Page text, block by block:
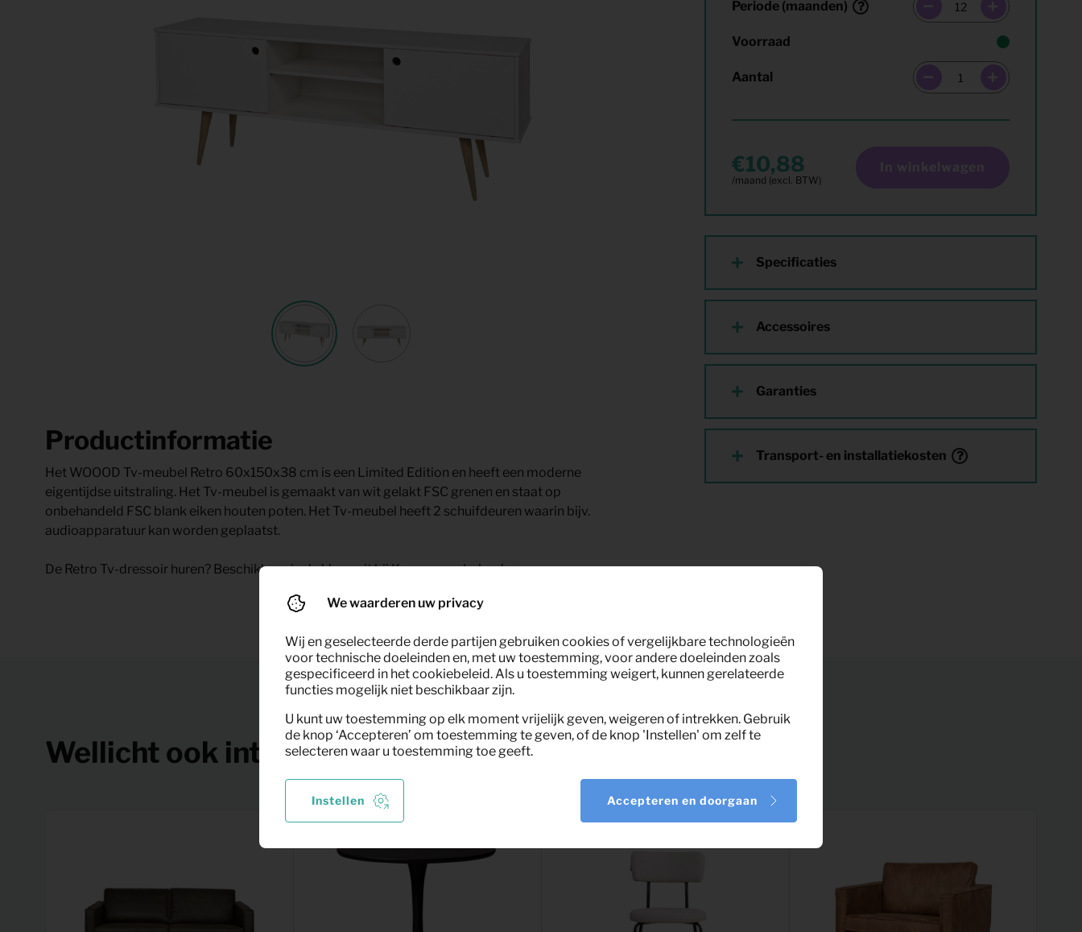
Periode (maanden)
Voorraad
Aantal
10,88 In winkelwagen
Specificaties
Accessoires
Garanties
Transport- en installatiekosten
Productinformatie
Het WOOOD Tv-meubel Retro 60x150x38 cm is een Limited Edition en heeft een moderne
eigentijdse uitstraling. Het Tv-meubel is gemaakt van wit gelakt FSC grenen en staat op
onbehandeld FSC blank eiken houten poten. Het Tv-meubel heeft 2 schuifdeuren waarin bijv.
audioapparatuur kan worden geplaatst.
De Retro Tv-dressoir huren? Beschikbaar in de kleur wit bij Keypro meubelverhuur.
Wellicht ook interessant
We waarderen uw privacy
Wij en geselecteerde derde partijen gebruiken cookies of vergelijkbare technologieën
voor technische doeleinden en, met uw toestemming, voor andere doeleinden zoals
gespecificeerd in het cookiebeleid. Als u toestemming weigert, kunnen gerelateerde
functies mogelijk niet beschikbaar zijn.
U kunt uw toestemming op elk moment vrijelijk geven, weigeren of intrekken. Gebruik
de knop ‘Accepteren’ om toestemming te geven, of de knop 'Instellen' om zelf te
selecteren waar u toestemming toe geeft.
Instellen Accepteren en doorgaan